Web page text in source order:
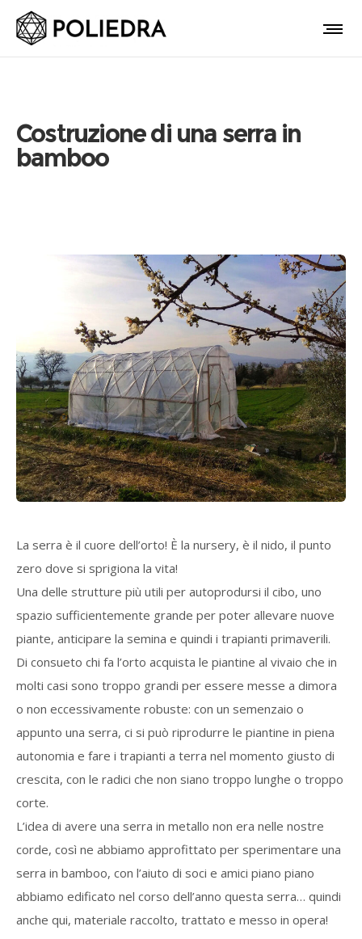
Costruzione di una serra in
bamboo
La serra è il cuore dell’orto! È la nursery, è il nido, il punto
zero dove si sprigiona la vita!
Una delle strutture più utili per autoprodursi il cibo, uno
spazio sufficientemente grande per poter allevare nuove
piante, anticipare la semina e quindi i trapianti primaverili.
Di consueto chi fa l’orto acquista le piantine al vivaio che in
molti casi sono troppo grandi per essere messe a dimora
o non eccessivamente robuste: con un semenzaio o
appunto una serra, ci si può riprodurre le piantine in piena
autonomia e fare i trapianti a terra nel momento giusto di
crescita, con le radici che non siano troppo lunghe o troppo
corte.
L’idea di avere una serra in metallo non era nelle nostre
corde, così ne abbiamo approfittato per sperimentare una
serra in bamboo, con l’aiuto di soci e amici piano piano
abbiamo edificato nel corso dell’anno questa serra… quindi
anche qui, materiale raccolto, trattato e messo in opera!